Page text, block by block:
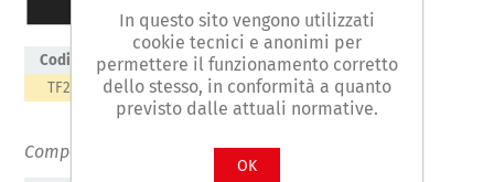
Codice L L1 H Conf.
Peso g
TF21
398 284 30 1 1742
Composizione:
In questo sito vengono utilizzati
cookie tecnici e anonimi per
permettere il funzionamento corretto
dello stesso, in conformità a quanto
previsto dalle attuali normative.
OK